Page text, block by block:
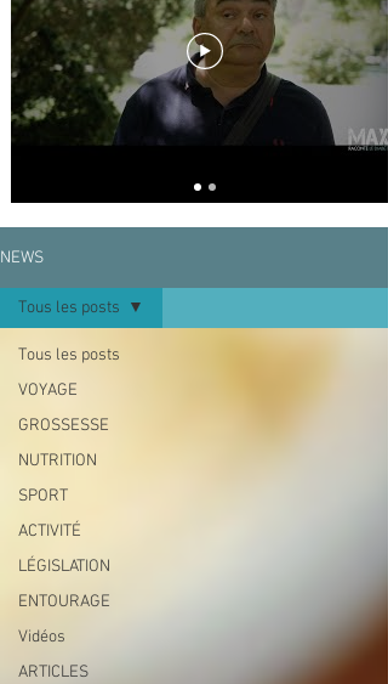
compliquées. Pour l'aider à changer son
mode de vie, les conseils d'une spécialiste
et de petites animations sont là pour avancer
pas à pas dans une vie meilleure et bien
plus confortable.
NEWS
Tous les posts
VOYAGE
GROSSESSE
NUTRITION
SPORT
ACTIVITÉ
LÉGISLATION
ENTOURAGE
Vidéos
ARTICLES
Tous les posts